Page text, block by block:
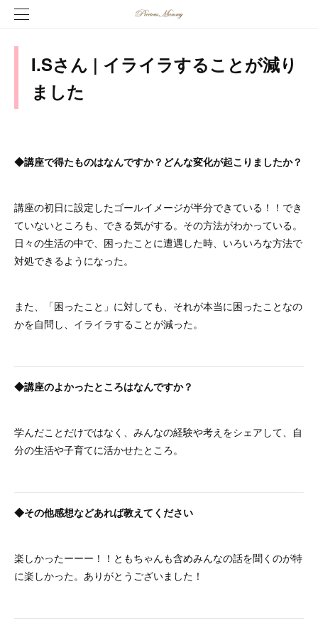
I.Sさん | イライラすることが減り
ました
◆講座で得たものはなんですか？ どんな変化が起こりましたか？
講座の初日に設定したゴールイメージが半分できている！！でき
ていないところも、できる気がする。その方法がわかっている。
日々の生活の中で、困ったことに遭遇した時、いろいろな方法で
対処できるようになった。
また、「困ったこと」に対しても、それが本当に困ったことなの
かを自問し、イライラすることが減った。
◆講座のよかったところはなんですか？
学んだことだけではなく、みんなの経験や考えをシェアして、自
分の生活や子育てに活かせたところ。
◆その他感想などあれば教えてください
楽しかったーーー！！ともちゃんも含めみんなの話を聞くのが特
に楽しかった。ありがとうございました！